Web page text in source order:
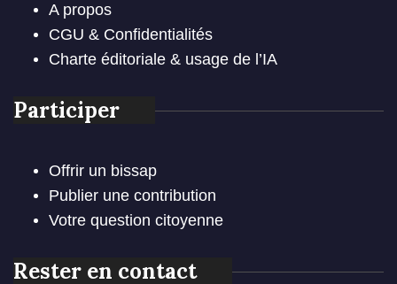
A propos
CGU & Confidentialités
Charte éditoriale & usage de l’IA
Participer
Offrir un bissap
Publier une contribution
Votre question citoyenne
Rester en contact